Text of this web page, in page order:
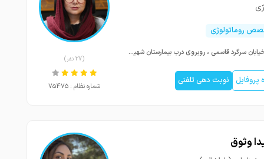
روماتولوژی
بابل،خیابان سرگرد قاسمی ، روبروی درب بیمارستان شهید بهشتی ، ساختمان پزشکان امیر کبیر ، طبقه ۷ ، واحد ۵
نوبت دهی تلفنی
(27 نفر)
شماره نظام : 75475
وثوق